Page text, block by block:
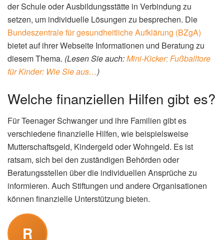
der Schule oder Ausbildungsstätte in Verbindung zu
setzen, um individuelle Lösungen zu besprechen. Die
Bundeszentrale für gesundheitliche Aufklärung (BZgA)
bietet auf ihrer Webseite Informationen und Beratung zu
diesem Thema. (Lesen Sie auch:Mini-Kicker: Fußballtore
für Kinder: Wie Sie aus…)
Welche finanziellen Hilfen gibt es?
FürTeenager Schwangerund ihre Familien gibt es
verschiedene finanzielle Hilfen, wie beispielsweise
Mutterschaftsgeld, Kindergeld oder Wohngeld. Es ist
ratsam, sich bei den zuständigen Behörden oder
Beratungsstellen über die individuellen Ansprüche zu
informieren. Auch Stiftungen und andere Organisationen
können finanzielle Unterstützung bieten.
R